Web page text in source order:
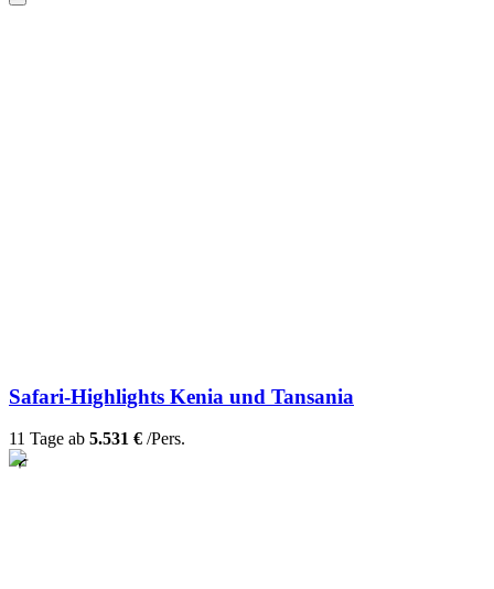
Safari-Highlights Kenia und Tansania
11 Tage ab 5.531 € /Pers.